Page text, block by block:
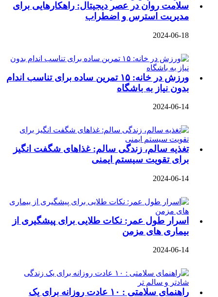
سلامت روان در عصر دیجیتال: راهکارهایی برای
مدیریت استرس و اضطراب
2024-06-18
ورزش در خانه: ۱۵ تمرین ساده برای تناسب اندام
بدون نیاز به باشگاه
2024-06-14
تغذیه سالم، زندگی سالم: غذاهای شگفت‌ انگیز
برای تقویت سیستم ایمنی
2024-06-14
اسرار طول عمر: نکات طلایی برای پیشگیری از
بیماری‌ های مزمن
2024-06-14
راهنمای سلامتی : ۱۰ عادت روزانه برای یک